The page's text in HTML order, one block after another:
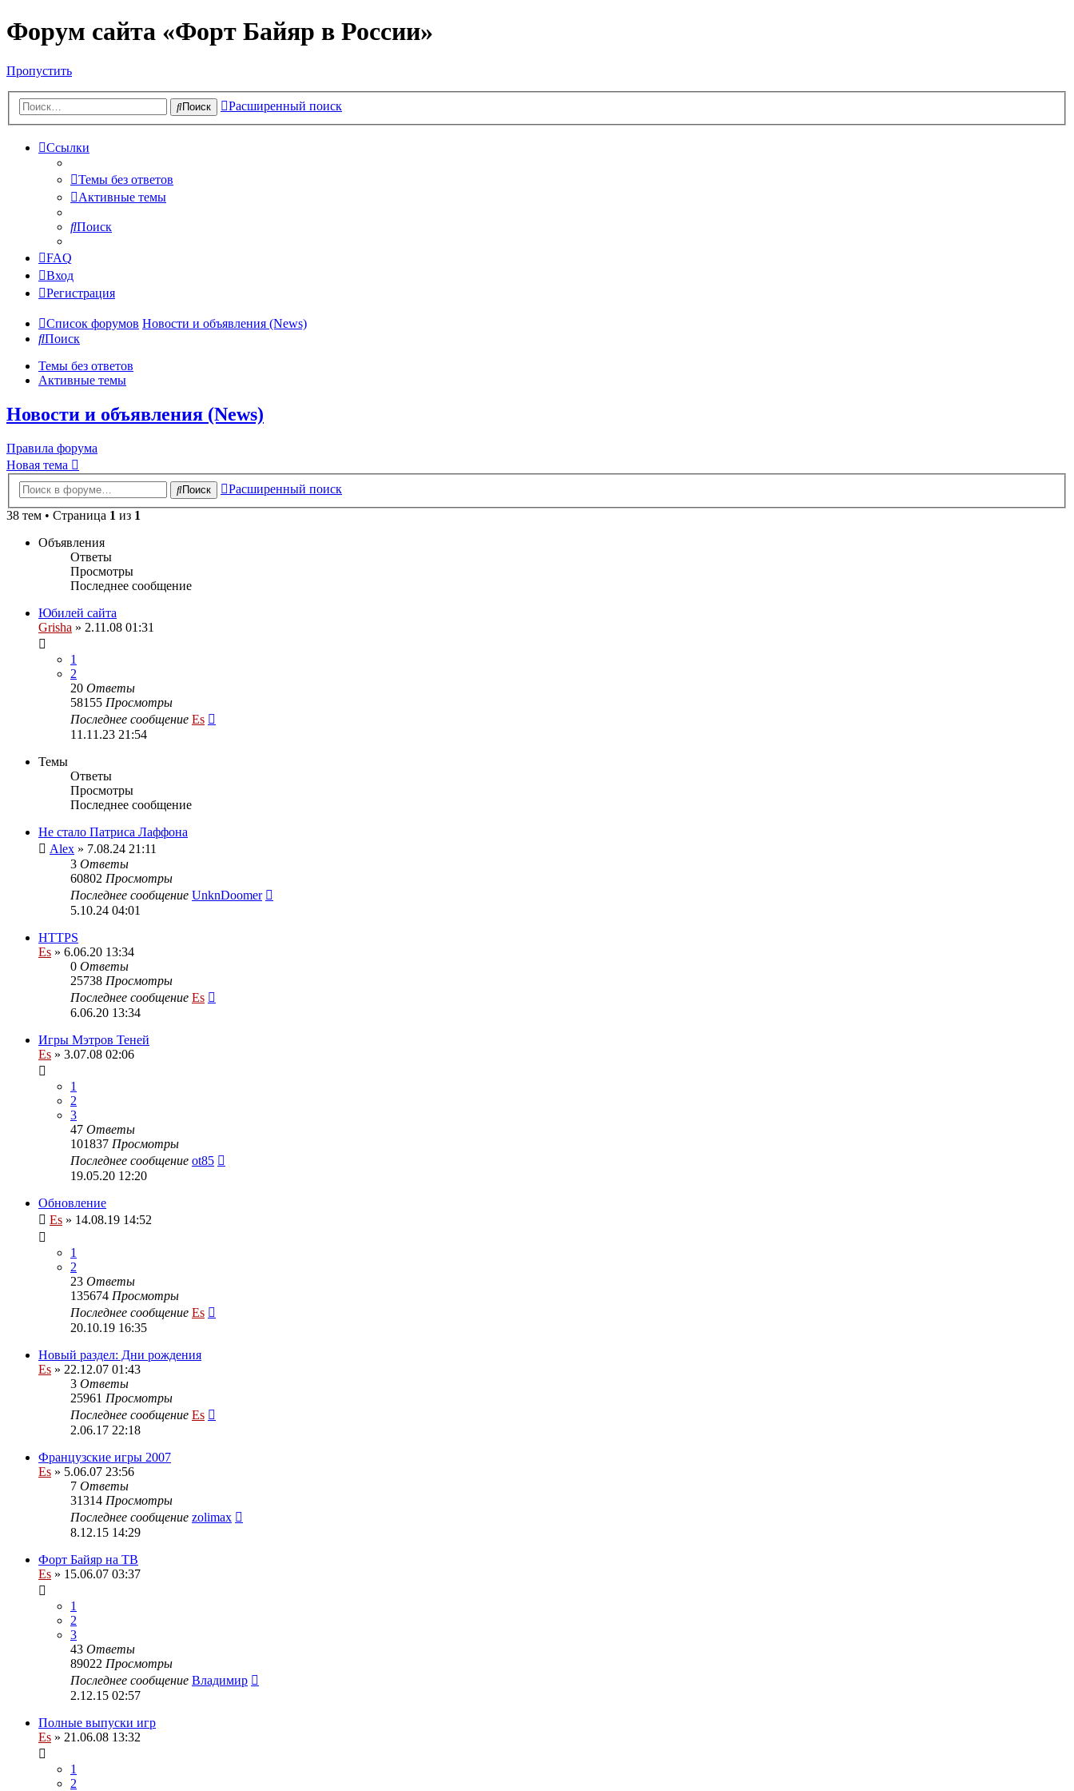
Форум сайта «Форт Байяр в России»
Пропустить
Поиск Расширенный поиск
Ссылки
Темы без ответов
Активные темы
Поиск
FAQ
Вход
Регистрация
Список форумов Новости и объявления (News)
Поиск
Темы без ответов
Активные темы
Новости и объявления (News)
Правила форума
Новая тема
Поиск
Расширенный поиск
38 тем • Страница 1 из 1
Объявления
Ответы
Просмотры
Последнее сообщение
Юбилей сайта
Grisha » 2.11.08 01:31
1
2
20 Ответы
58155 Просмотры
Последнее сообщение Es
11.11.23 21:54
Темы
Ответы
Просмотры
Последнее сообщение
Не стало Патриса Лаффона
Alex » 7.08.24 21:11
3 Ответы
60802 Просмотры
Последнее сообщение UnknDoomer
5.10.24 04:01
HTTPS
Es » 6.06.20 13:34
0 Ответы
25738 Просмотры
Последнее сообщение Es
6.06.20 13:34
Игры Мэтров Теней
Es » 3.07.08 02:06
1
2
3
47 Ответы
101837 Просмотры
Последнее сообщение ot85
19.05.20 12:20
Обновление
Es » 14.08.19 14:52
1
2
23 Ответы
135674 Просмотры
Последнее сообщение Es
20.10.19 16:35
Новый раздел: Дни рождения
Es » 22.12.07 01:43
3 Ответы
25961 Просмотры
Последнее сообщение Es
2.06.17 22:18
Французские игры 2007
Es » 5.06.07 23:56
7 Ответы
31314 Просмотры
Последнее сообщение zolimax
8.12.15 14:29
Форт Байяр на ТВ
Es » 15.06.07 03:37
1
2
3
43 Ответы
89022 Просмотры
Последнее сообщение Владимир
2.12.15 02:57
Полные выпуски игр
Es » 21.06.08 13:32
1
2